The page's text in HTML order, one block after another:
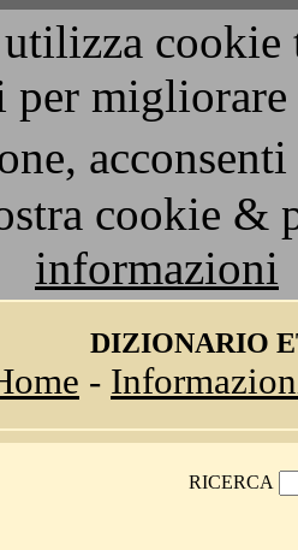
per
cookie &
informazioni
DIZIONARIO
-
RICERCA